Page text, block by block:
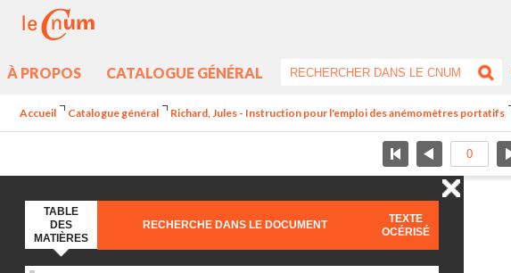
À PROPOS CATALOGUE GÉNÉRAL
Accueil Catalogue général Richard, Jules - Instruction pour l'emploi des anémomètres portatifs
TABLE
DES
MATIÈRES
RECHERCHE DANS LE DOCUMENT
TEXTE
OCÉRISÉ